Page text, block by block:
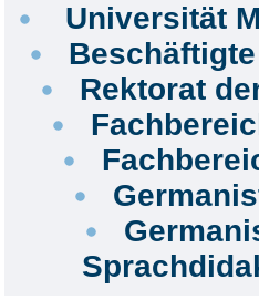
Universität
Beschäftigte
Rektorat